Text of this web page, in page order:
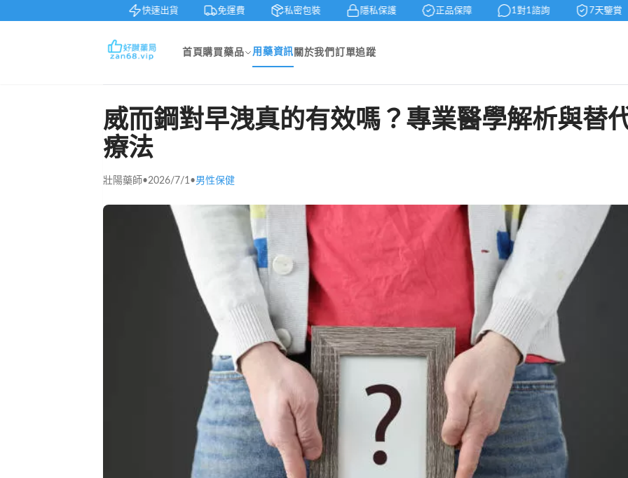
快速出貨 免運費 私密包裝 隱私保護 正品保障 1對1諮詢 7天鑒賞
首頁購買藥品 用藥資訊 關於我們 訂單追蹤
威而鋼對早洩真的有效嗎？專業醫學解析與替
療法
壯陽藥師•2026/7/1•男性保健